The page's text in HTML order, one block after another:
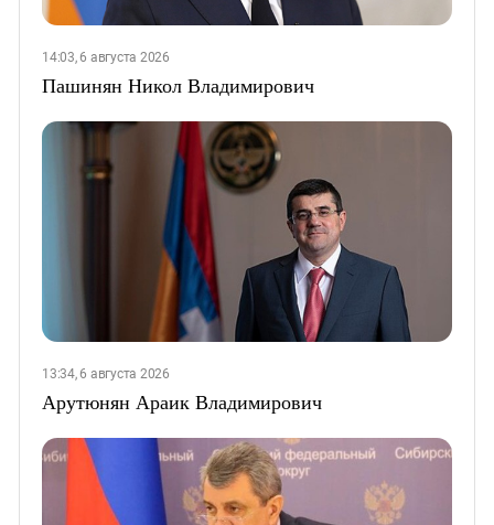
14:03, 6 августа 2026
Пашинян Никол Владимирович
13:34, 6 августа 2026
Арутюнян Араик Владимирович